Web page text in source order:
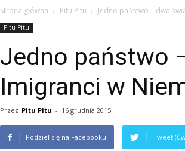
Strona główna Pitu Pitu Jedno państwo – dwa
Pitu Pitu
Jedno państwo
Imigranci w
Przez Pitu Pitu - 16 grudnia 2015
Podziel się na Facebooku Tweet